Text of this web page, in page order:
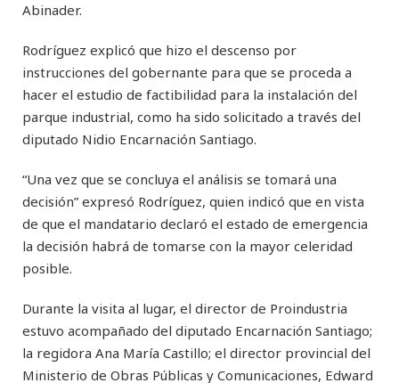
Abinader.
Rodríguez explicó que hizo el descenso por
instrucciones del gobernante para que se proceda a
hacer el estudio de factibilidad para la instalación del
parque industrial, como ha sido solicitado a través del
diputado Nidio Encarnación Santiago.
“Una vez que se concluya el análisis se tomará una
decisión” expresó Rodríguez, quien indicó que en vista
de que el mandatario declaró el estado de emergencia
la decisión habrá de tomarse con la mayor celeridad
posible.
Durante la visita al lugar, el director de Proindustria
estuvo acompañado del diputado Encarnación Santiago;
la regidora Ana María Castillo; el director provincial del
Ministerio de Obras Públicas y Comunicaciones, Edward